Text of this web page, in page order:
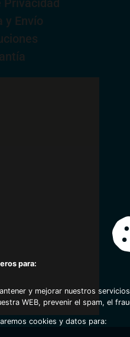
y Envío
para:
y mejorar nuestros
WEB, prevenir el spam, el
cookies y datos para: